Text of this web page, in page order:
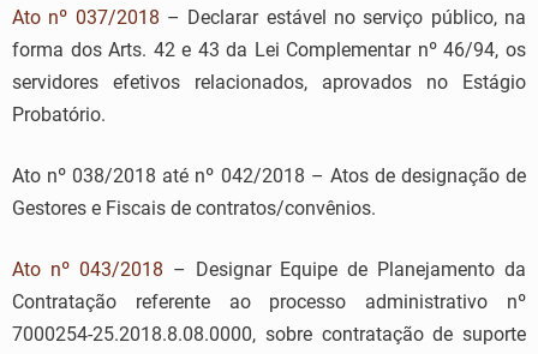
Ato nº 037/2018 – Declarar estável no serviço público, na
forma dos Arts. 42 e 43 da Lei Complementar nº 46/94, os
servidores efetivos relacionados, aprovados no Estágio
Probatório.
Ato nº 038/2018 até nº 042/2018 – Atos de designação de
Gestores e Fiscais de contratos/convênios.
Ato nº 043/2018 – Designar Equipe de Planejamento da
Contratação referente ao processo administrativo nº
7000254-25.2018.8.08.0000, sobre contratação de suporte